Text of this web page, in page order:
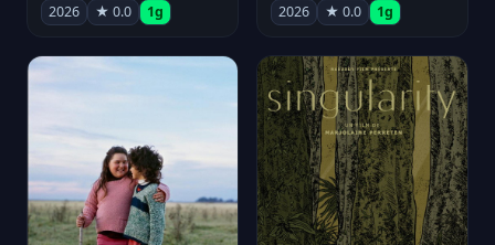
2026 ★ 0.0 1g 2026 ★ 0.0 1g